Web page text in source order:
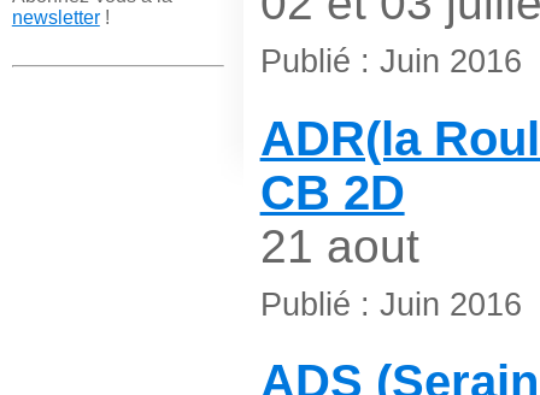
newsletter!
Publié : Juin 2016
ADR(la
CB 2D
21 aout
Publié : Juin 2016
ADS